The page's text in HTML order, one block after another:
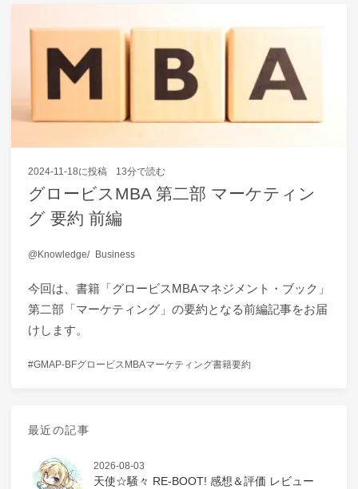
2024-11-18に投稿 13分で読む
グロービスMBA 第二部 マーケティン
グ 要約 前編
Knowledge Business
今回は、書籍「グロービスMBAマネジメント・ブック」
第二部「マーケティング」の要約となる前編記事をお届
けします。
GMAP-BFグロービスMBAマーケティング書籍要約
最近の記事
2026-08-03
天使☆騒々 RE-BOOT! 感想＆評価 レビュー